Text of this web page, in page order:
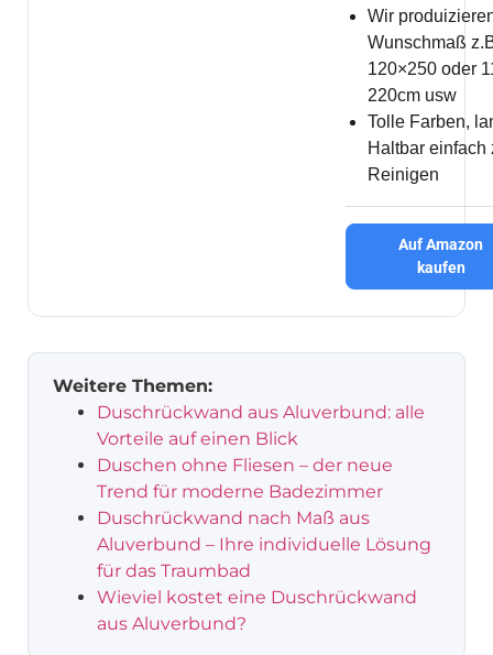
Wir
Wunschmaß
120×250 oder
220cm usw
Tolle Farben,
Haltbar einfach
Reinigen
Auf Amazon
kaufen
Weitere Themen:
Duschrückwand aus Aluverbund: alle
Vorteile auf einen Blick
Duschen ohne Fliesen – der neue
Trend für moderne Badezimmer
Duschrückwand nach Maß aus
Aluverbund – Ihre individuelle Lösung
für das Traumbad
Wieviel kostet eine Duschrückwand
aus Aluverbund?